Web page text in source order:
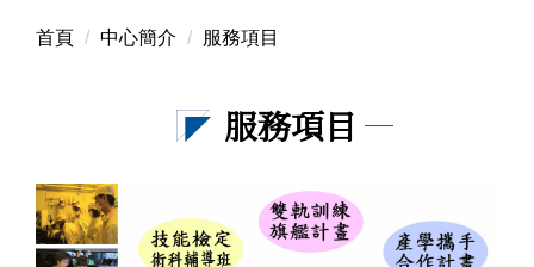
首頁 中心簡介 服務項目
服務項目